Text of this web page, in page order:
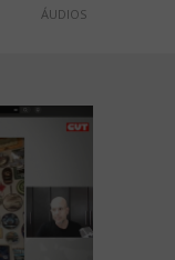
ÁUDIOS